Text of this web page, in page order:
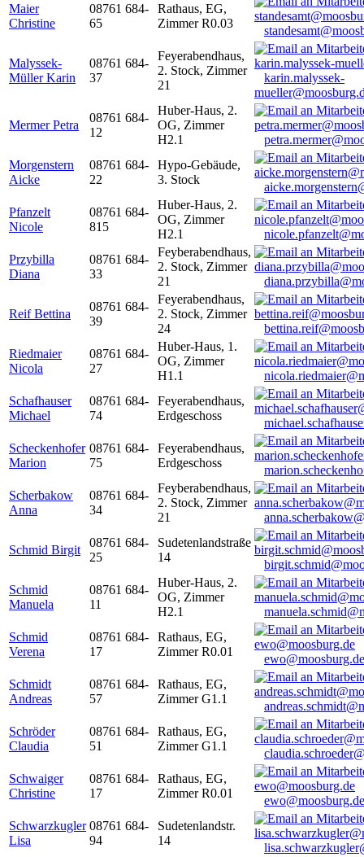
Maier
Christine
08761 684-
65
Rathaus, EG,
Zimmer R0.03
Malyssek-
Müller Karin
08761 684-
37
Feyerabendhaus,
2. Stock, Zimmer
21
karin.malyssek-
Mermer Petra
08761 684-
12
Huber-Haus, 2.
OG, Zimmer
H2.1
Morgenstern
Aicke
08761 684-
22
Hypo-Gebäude,
3. Stock
Pfanzelt
Nicole
08761 684-
815
Huber-Haus, 2.
OG, Zimmer
H2.1
Przybilla
Diana
08761 684-
33
Feyberabendhaus,
2. Stock, Zimmer
21
Reif Bettina
08761 684-
39
Feyerabendhaus,
2. Stock, Zimmer
24
Riedmaier
Nicola
08761 684-
27
Huber-Haus, 1.
OG, Zimmer
H1.1
Schafhauser
Michael
08761 684-
74
Feyerabendhaus,
Erdgeschoss
Scheckenhofer
Marion
08761 684-
75
Feyerabendhaus,
Erdgeschoss
Scherbakow
Anna
08761 684-
34
Feyberabendhaus,
2. Stock, Zimmer
21
Schmid Birgit
08761 684-
25
Sudetenlandstraße
14
Schmid
Manuela
08761 684-
11
Huber-Haus, 2.
OG, Zimmer
H2.1
Schmid
Verena
08761 684-
17
Rathaus, EG,
Zimmer R0.01
ewo@moosburg.de
Schmidt
Andreas
08761 684-
57
Rathaus, EG,
Zimmer G1.1
Schröder
Claudia
08761 684-
51
Rathaus, EG,
Zimmer G1.1
Schwaiger
Christine
08761 684-
17
Rathaus, EG,
Zimmer R0.01
ewo@moosburg.de
Schwarzkugler
Lisa
08761 684-
94
Sudetenlandstr.
14